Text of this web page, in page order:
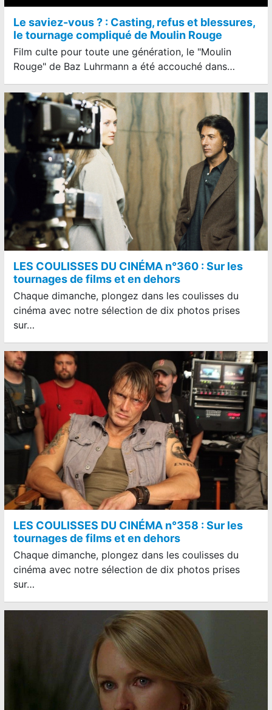
Le saviez-vous ? : Casting, refus et blessures,
le tournage compliqué de Moulin Rouge
Film culte pour toute une génération, le "Moulin
Rouge" de Baz Luhrmann a été accouché dans…
LES COULISSES DU CINÉMA n°360 : Sur les
tournages de films et en dehors
Chaque dimanche, plongez dans les coulisses du
cinéma avec notre sélection de dix photos prises
sur…
LES COULISSES DU CINÉMA n°358 : Sur les
tournages de films et en dehors
Chaque dimanche, plongez dans les coulisses du
cinéma avec notre sélection de dix photos prises
sur…